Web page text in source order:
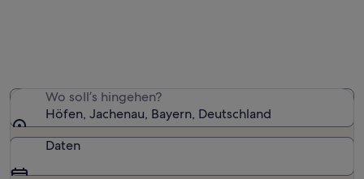
Wo soll’s hingehen?
Höfen, Jachenau, Bayern, Deutschland
Daten